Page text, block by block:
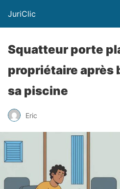
JuriClic
Squatteur porte
propriétaire après
sa piscine
Eric